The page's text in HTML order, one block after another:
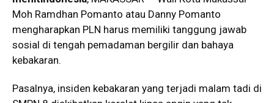
Moh Ramdhan Pomanto atau Danny Pomanto
mengharapkan PLN harus memiliki tanggung jawab
sosial di tengah pemadaman bergilir dan bahaya
kebakaran.
Pasalnya, insiden kebakaran yang terjadi malam tadi di